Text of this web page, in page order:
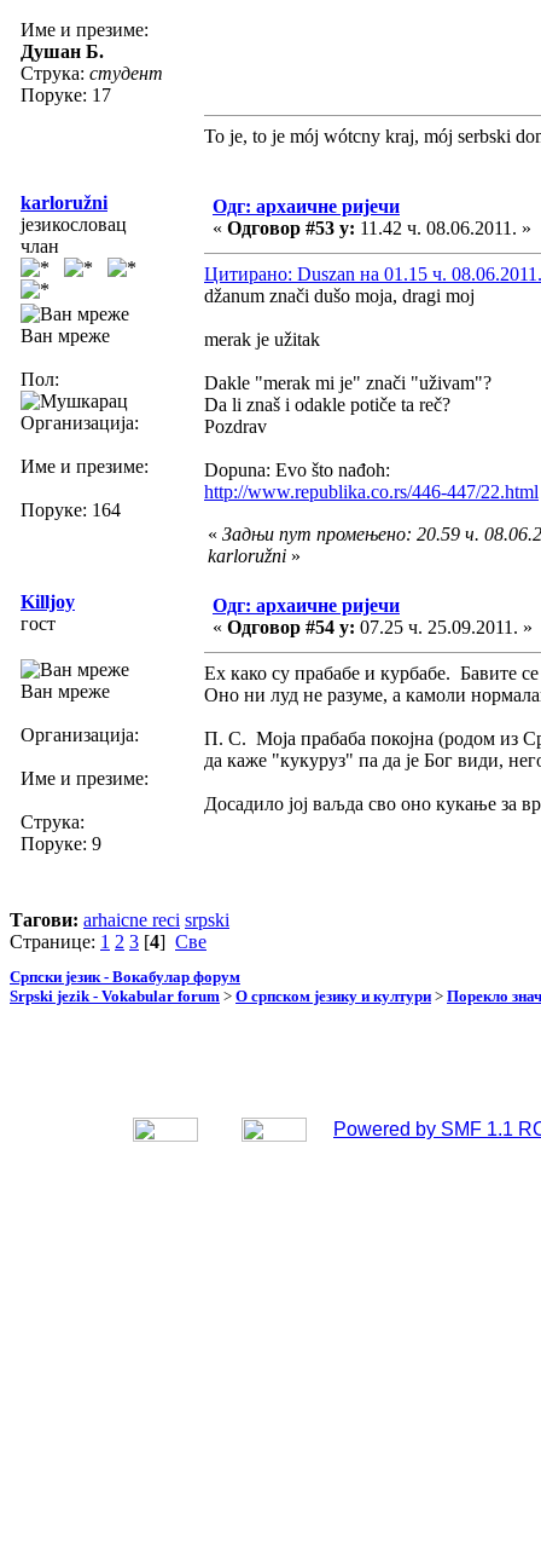
Име и презиме:
Душан Б.
Струка: студент
Поруке: 17
To je, to je mój wótcny kraj, mój serbski
karloružni
језикословац
члан
Ван мреже
Пол:
Организација:
Име и презиме:
Поруке: 164
Одг: архаичне ријечи
« Одговор #53 у: 11.42 ч. 08.06.2011. »
Цитирано: Duszan на 01.15 ч. 08.06.2011.
džanum znači dušo moja, dragi moj
merak je užitak
Dakle "merak mi je" znači "uživam"?
Da li znaš i odakle potiče ta reč?
Pozdrav
Dopuna: Evo što nađoh:
http://www.republika.co.rs/446-447/22.html
« Задњи пут промењено: 20.59 ч.
karloružni »
Killjoy
гост
Ван мреже
Организација:
Име и презиме:
Струка:
Поруке: 9
Одг: архаичне ријечи
« Одговор #54 у: 07.25 ч. 25.09.2011. »
Ех како су прабабе и курбабе. Бавите
Оно ни луд не разуме, а камоли
П. С. Моја прабаба покојна (родом из
да каже "кукуруз" па да је Бог види,
Досадило јој ваљда сво оно кукање за
Тагови: arhaicne reci srpski
Странице: 1 2 3 [4] Све
Српски језик - Вокабулар форум
Srpski jezik - Vokabular forum > О српском језику и култури > Порекло
Powered by SMF 1.1